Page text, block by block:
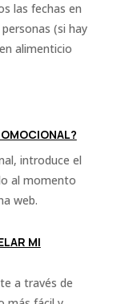
las fechas en
(si hay
alimenticio
introduce el
al momento
web.
MI
a través de